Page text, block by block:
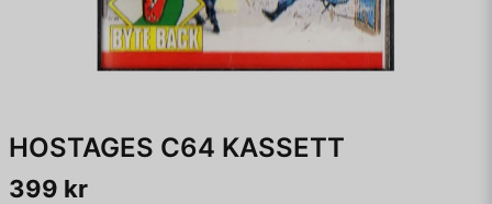
HOSTAGES C64 KASSETT
399 kr